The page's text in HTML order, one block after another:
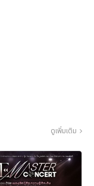
ดูเพิ่มเติม